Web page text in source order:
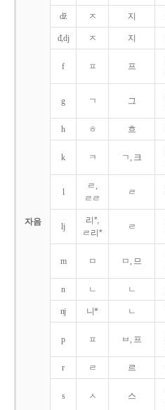
자음
dž ㅈ 지
đ,dj ㅈ 지
f ㅍ 프
g ㄱ 그
h ㅎ 흐
k ㅋ ㄱ, 크
l
ㄹ,
ㄹㄹ
ㄹ
lj
리*,
ㄹ리*
ㄹ
m ㅁ ㅁ, 므
n ㄴ ㄴ
nj 니* ㄴ
p ㅍ ㅂ, 프
r ㄹ 르
s ㅅ 스